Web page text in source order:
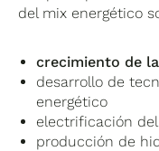
del mix energético
crecimiento de
desarrollo de
energético
electrificación
producción de